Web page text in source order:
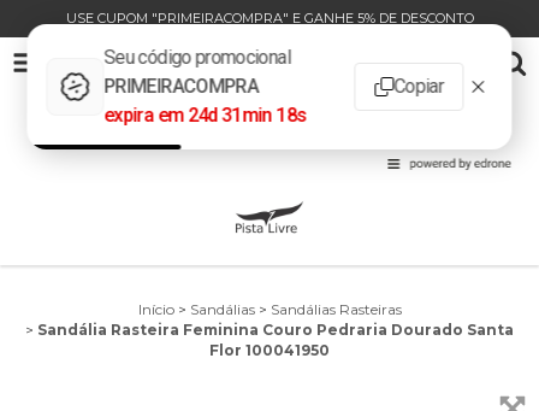
USE CUPOM "PRIMEIRACOMPRA" E GANHE 5% DE DESCONTO
SANDÁLIA RASTEIRA FEMININA COURO PEDRARIA DOURADO SANTA FLOR 100041950
INÍCIO
Início > Sandálias > Sandálias Rasteiras
> Sandália Rasteira Feminina Couro Pedraria Dourado Santa
Flor 100041950